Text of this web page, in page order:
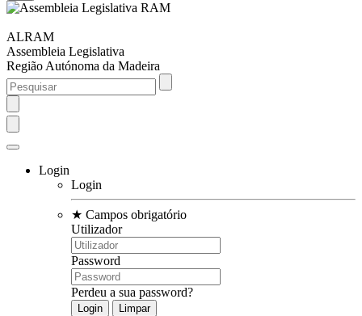
ALRAM
Assembleia Legislativa
Região Autónoma da Madeira
Login
Login
★ Campos obrigatório
Utilizador
Password
Perdeu a sua password?